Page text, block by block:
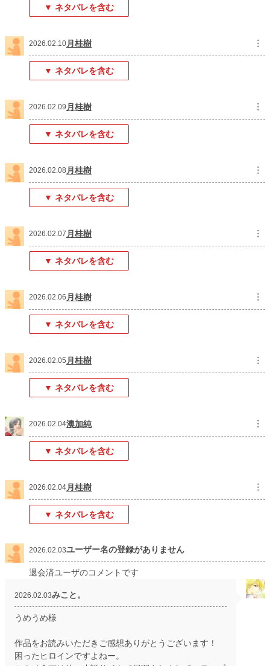
▼ ネタバレを含む
2026.02.10 月桂樹 ︙
▼ ネタバレを含む
2026.02.09 月桂樹 ︙
▼ ネタバレを含む
2026.02.08 月桂樹 ︙
▼ ネタバレを含む
2026.02.07 月桂樹 ︙
▼ ネタバレを含む
2026.02.06 月桂樹 ︙
▼ ネタバレを含む
2026.02.05 月桂樹 ︙
▼ ネタバレを含む
2026.02.04澳加純 ︙
▼ ネタバレを含む
2026.02.04 月桂樹 ︙
▼ ネタバレを含む
2026.02.03ユーザー名の登録がありません
退会済ユーザのコメントです
2026.02.03みこと。
うめうめ様
作品をお読みいただきご感想ありがとうございます！
困ったヒロインですよねー。